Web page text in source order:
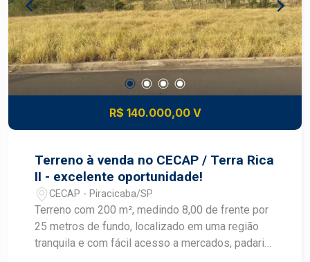
#Cecap #TerraRicaII #Piracicaba #CasaPrópria
#InvestimentoImobiliário #FriasNeto
R$ 140.000,00 V
Terreno à venda no CECAP / Terra Rica
II - excelente oportunidade!
CECAP - Piracicaba/SP
Terreno com 200 m², medindo 8,00 de frente por
25 metros de fundo, localizado em uma região
tranquila e com fácil acesso a mercados, padaria,